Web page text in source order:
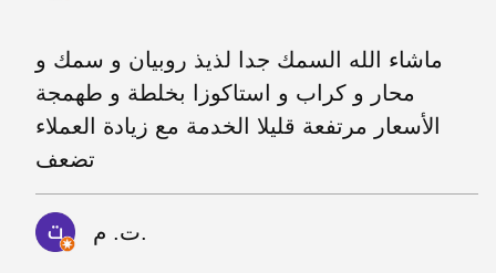
ماشاء الله السمك جدا لذيذ روبيان و سمك و
محار و كراب و استاكوزا بخلطة و طهمجة
الأسعار مرتفعة قليلا الخدمة مع زيادة العملاء
تضعف
ت. م.